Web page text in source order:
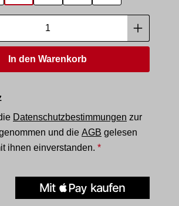
Gib den gewünschten
In den Warenkorb
Datenschutzbestimmungen zur
und die AGB gelesen
ihnen einverstanden. *